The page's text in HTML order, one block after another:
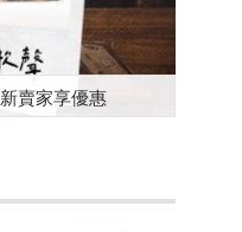
新賣家享優惠